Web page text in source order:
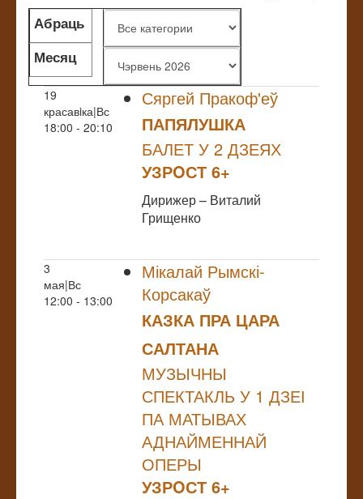
Абраць
жанр
Месяц
19
красавiка|Вс
18:00 - 20:10
Сяргей Пракоф'еў
ПАПЯЛУШКА
БАЛЕТ У 2 ДЗЕЯХ
УЗРOСТ 6+
Дирижер – Виталий
Грищенко
3
мая|Вс
12:00 - 13:00
Мікалай Рымскі-
Корсакаў
КАЗКА ПРА ЦАРА
САЛТАНА
МУЗЫЧНЫ
СПЕКТАКЛЬ У 1 ДЗЕІ
ПА МАТЫВАХ
АДНАЙМЕННАЙ
ОПЕРЫ
УЗРOСТ 6+